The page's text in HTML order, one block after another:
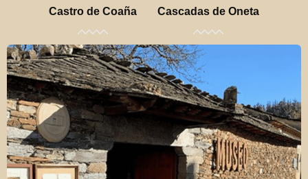
Castro de Coaña Cascadas de Oneta